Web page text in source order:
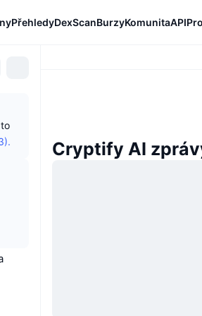
PřehledyDexScanBurzyKomunitaAPI
Cryptify AI